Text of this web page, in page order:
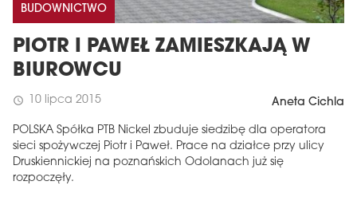
BUDOWNICTWO
PIOTR I PAWEŁ ZAMIESZKAJĄ W
BIUROWCU
schedule 10 lipca 2015 Aneta Cichla
POLSKA Spółka PTB Nickel zbuduje siedzibę dla operatora
sieci spożywczej Piotr i Paweł. Prace na działce przy ulicy
Druskiennickiej na poznańskich Odolanach już się
rozpoczęły.